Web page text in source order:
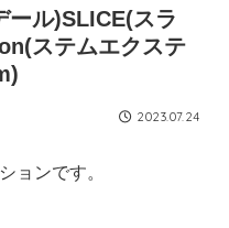
ル)SLICE(スラ
ステムエクステ
2023.07.24
ョンです。